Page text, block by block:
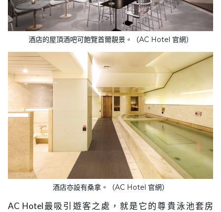
酒店的屋頂酒吧可飽覽首爾靚景。（AC Hotel 官網）
酒店亦設有桑拿。（AC Hotel 官網）
AC Hotel最吸引遊客之處，就是它的尊貴泳池套房